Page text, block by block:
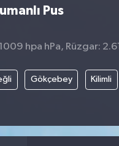
Pus
hpa hPa, Rüzgar:
Gökçebey Kilimli